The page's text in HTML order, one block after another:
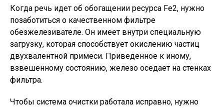
Когда речь идет об обогащении ресурса Fe2, нужно
позаботиться о качественном фильтре
обезжелезивателе. Он имеет внутри специальную
загрузку, которая способствует окислению частиц
двухвалентной примеси. Приведенное к иному,
взвешенному состоянию, железо оседает на стенках
фильтра.
Чтобы система очистки работала исправно, нужно